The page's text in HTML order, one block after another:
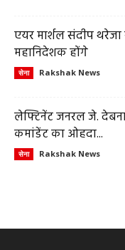
एयर मार्शल संदीप
महानिदेशक होंगे
सेना Rakshak News
लेफ्टिनेंट जनरल जे.
कमांडेंट का ओहदा...
सेना Rakshak News